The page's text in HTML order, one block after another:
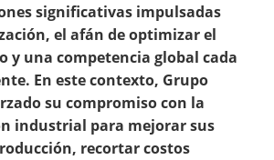
significativas impulsadas
el afán de optimizar el
y una competencia global cada
En este contexto, Grupo
su compromiso con la
industrial para mejorar sus
recortar costos